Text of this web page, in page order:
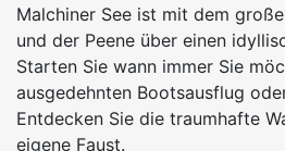
Malchiner See ist mit dem
und der Peene über einen
Starten Sie wann immer Sie
ausgedehnten Bootsausflug
Entdecken Sie die traumhafte
eigene Faust.